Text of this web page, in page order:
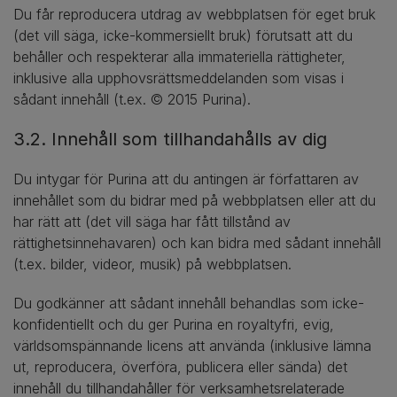
Du får reproducera utdrag av webbplatsen för eget bruk
(det vill säga, icke-kommersiellt bruk) förutsatt att du
behåller och respekterar alla immateriella rättigheter,
inklusive alla upphovsrättsmeddelanden som visas i
sådant innehåll (t.ex. © 2015 Purina).
3.2. Innehåll som tillhandahålls av dig
Du intygar för Purina att du antingen är författaren av
innehållet som du bidrar med på webbplatsen eller att du
har rätt att (det vill säga har fått tillstånd av
rättighetsinnehavaren) och kan bidra med sådant innehåll
(t.ex. bilder, videor, musik) på webbplatsen.
Du godkänner att sådant innehåll behandlas som icke-
konfidentiellt och du ger Purina en royaltyfri, evig,
världsomspännande licens att använda (inklusive lämna
ut, reproducera, överföra, publicera eller sända) det
innehåll du tillhandahåller för verksamhetsrelaterade